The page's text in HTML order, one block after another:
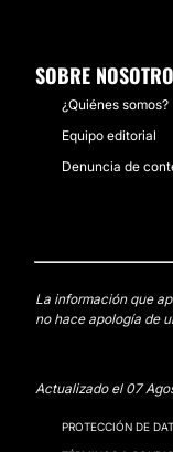
SOBRE
¿Quiénes somos?
Equipo editorial
Denuncia de
La información que
no hace apología de
Actualizado el 07
PROTECCIÓN DE